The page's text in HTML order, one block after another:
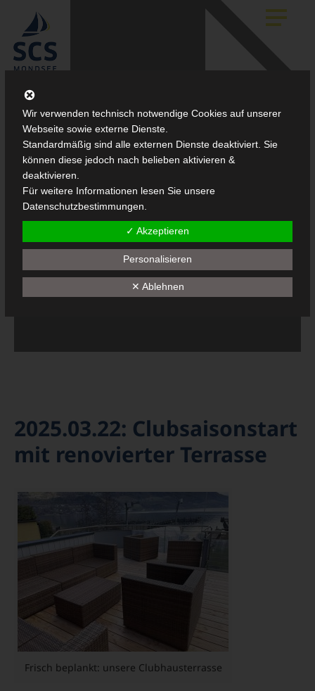
main
content
2025.03.22: Clubsaisonstart
mit renovierter Terrasse
Frisch beplankt: unsere Clubhausterrasse
Wir verwenden technisch notwendige Cookies auf unserer
Webseite sowie externe Dienste.
Standardmäßig sind alle externen Dienste deaktiviert. Sie
können diese jedoch nach belieben aktivieren &
deaktivieren.
Für weitere Informationen lesen Sie unsere
Datenschutzbestimmungen.
✓ Akzeptieren
Personalisieren
✕ Ablehnen